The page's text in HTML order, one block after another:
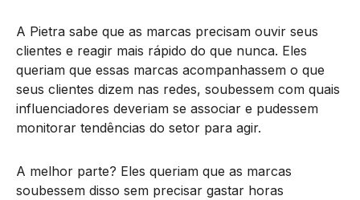
A Pietra sabe que as marcas precisam ouvir seus
clientes e reagir mais rápido do que nunca. Eles
queriam que essas marcas acompanhassem o que
seus clientes dizem nas redes, soubessem com quais
influenciadores deveriam se associar e pudessem
monitorar tendências do setor para agir.
A melhor parte? Eles queriam que as marcas
soubessem disso sem precisar gastar horas